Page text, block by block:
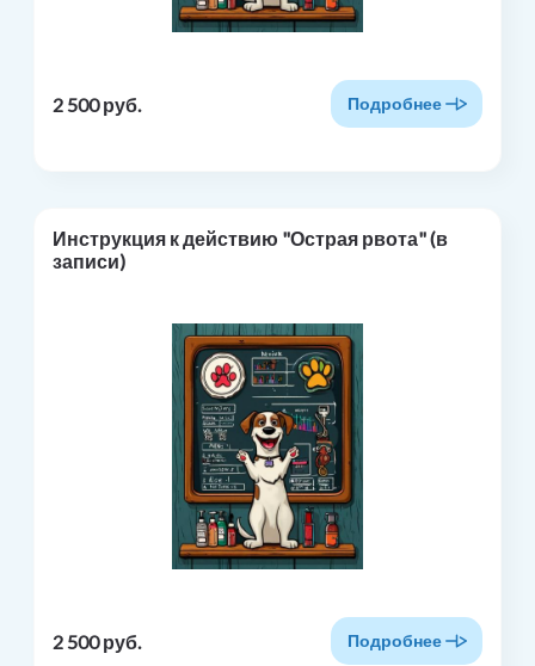
2 500 руб. Подробнее
Инструкция к действию "Острая рвота" (в
записи)
2 500 руб. Подробнее